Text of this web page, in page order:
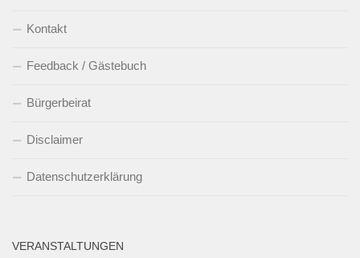
Kontakt
Feedback / Gästebuch
Bürgerbeirat
Disclaimer
Datenschutzerklärung
VERANSTALTUNGEN